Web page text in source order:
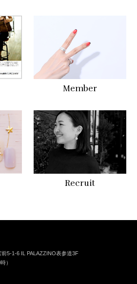
Member
Recruit
5-1-6 IL PALAZZINO表参道3F
）